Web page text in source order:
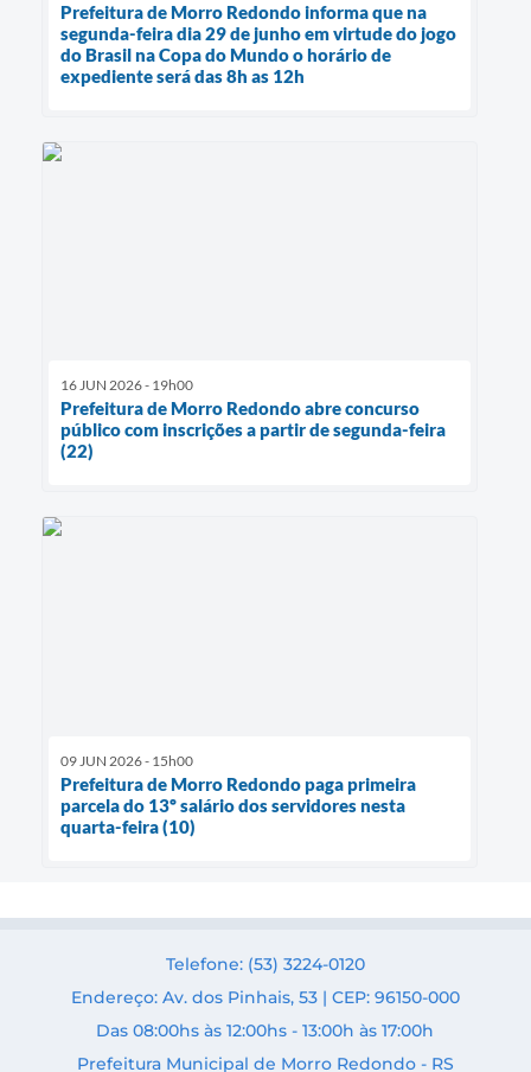
Prefeitura de Morro Redondo informa que na
segunda-feira dia 29 de junho em virtude do jogo
do Brasil na Copa do Mundo o horário de
expediente será das 8h as 12h
16 JUN 2026 - 19h00
Prefeitura de Morro Redondo abre concurso
público com inscrições a partir de segunda-feira
(22)
09 JUN 2026 - 15h00
Prefeitura de Morro Redondo paga primeira
parcela do 13º salário dos servidores nesta
quarta-feira (10)
Telefone: (53) 3224-0120
Endereço: Av. dos Pinhais, 53 | CEP: 96150-000
Das 08:00hs às 12:00hs - 13:00h às 17:00h
Prefeitura Municipal de Morro Redondo - RS